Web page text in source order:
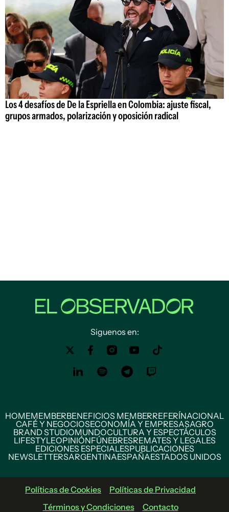
Los 4 desafíos de De la Espriella en Colombia: ajuste fiscal,
grupos armados, polarización y oposición radical
Siguenos en:
HOMEMEMBERBENEFICIOS MEMBERREFERÍNACIONAL
CAFÉ Y NEGOCIOSECONOMÍA Y EMPRESASAGRO
BRAND STUDIOMUNDOCULTURA Y ESPECTÁCULOS
LIFESTYLEOPINIÓNFÚNEBRESREMATES Y LEGALES
EDICIONES ESPECIALESPUBLICACIONES
NEWSLETTERSARGENTINAESPAÑAESTADOS UNIDOS
Políticas de Cookies
Políticas de Privacidad
Términos y Condiciones
Contacto